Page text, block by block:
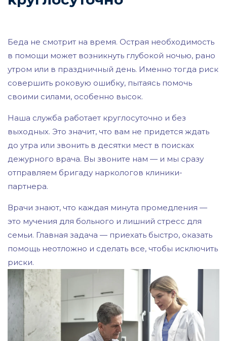
Беда не смотрит на время. Острая необходимость
в помощи может возникнуть глубокой ночью, рано
утром или в праздничный день. Именно тогда риск
совершить роковую ошибку, пытаясь помочь
своими силами, особенно высок.
Наша служба работает круглосуточно и без
выходных. Это значит, что вам не придется ждать
до утра или звонить в десятки мест в поисках
дежурного врача. Вы звоните нам — и мы сразу
отправляем бригаду наркологов клиники-
партнера.
Врачи знают, что каждая минута промедления —
это мучения для больного и лишний стресс для
семьи. Главная задача — приехать быстро, оказать
помощь неотложно и сделать все, чтобы исключить
риски.